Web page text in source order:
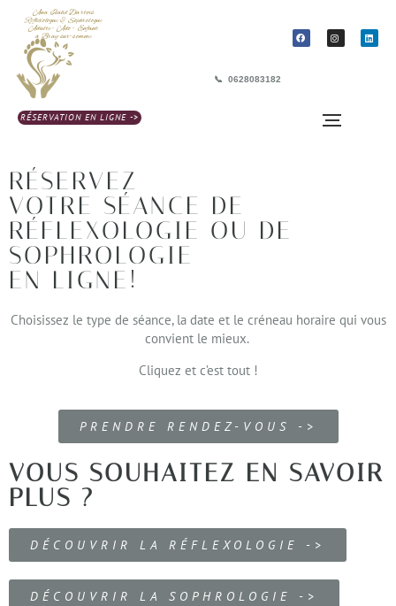
Ana Isabel Dartois
Réflexologue & Sophrologue
Adulte - Ado - Enfant
à Bray-sur-somme
📞 0628083182
RÉSERVATION EN LIGNE ->
RÉSERVEZ
VOTRE SÉANCE DE
RÉFLEXOLOGIE OU DE
SOPHROLOGIE
EN LIGNE!
Choisissez le type de séance, la date et le créneau horaire qui vous
convient le mieux.
Cliquez et c’est tout !
PRENDRE RENDEZ-VOUS ->
VOUS SOUHAITEZ EN SAVOIR
PLUS ?
DÉCOUVRIR LA RÉFLEXOLOGIE ->
DÉCOUVRIR LA SOPHROLOGIE ->